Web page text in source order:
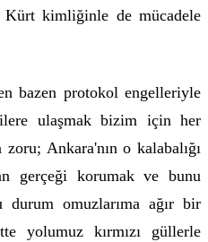
kimliğinle de mücadele
bazen protokol engelleriyle
ulaşmak bizim için her
Ankara'nın o kalabalığı
gerçeği korumak ve bunu
omuzlarıma ağır bir
yolumuz kırmızı güllerle